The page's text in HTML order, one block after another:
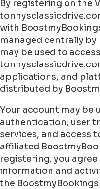
By registering on the
with
managed centrally
may be used to
applications, and
distributed by
Your account may be
authentication, user
services, and access
affiliated
registering, you
information and
the